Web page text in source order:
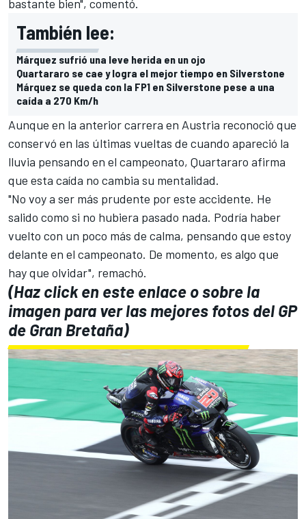
bastante bien", comentó.
También lee:
Márquez sufrió una leve herida en un ojo
Quartararo se cae y logra el mejor tiempo en Silverstone
Márquez se queda con la FP1 en Silverstone pese a una
caída a 270 Km/h
Aunque en la anterior carrera en Austria reconoció que
conservó en las últimas vueltas de cuando apareció la
lluvia pensando en el campeonato, Quartararo afirma
que esta caída no cambia su mentalidad.
"No voy a ser más prudente por este accidente. He
salido como si no hubiera pasado nada. Podría haber
vuelto con un poco más de calma, pensando que estoy
delante en el campeonato. De momento, es algo que
hay que olvidar", remachó.
(Haz click en este enlace o sobre la
imagen para ver las mejores fotos del GP
de Gran Bretaña)